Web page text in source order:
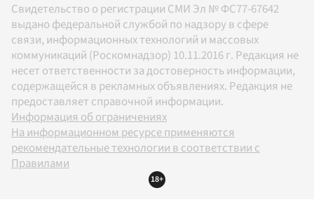
Свидетельство о регистрации СМИ Эл № ФС77-67642
выдано федеральной службой по надзору в сфере
связи, информационных технологий и массовых
коммуникаций (Роскомнадзор) 10.11.2016 г. Редакция не
несет ответственности за достоверность информации,
содержащейся в рекламных объявлениях. Редакция не
предоставляет справочной информации.
Информация об ограничениях
На информационном ресурсе применяются
рекомендательные технологии в соответствии с
Правилами
18+